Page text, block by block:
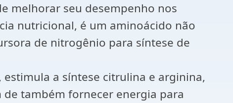
melhorar seu desempenho nos
nutricional, é um aminoácido não
de nitrogênio para síntese de
a síntese citrulina e arginina,
também fornecer energia para